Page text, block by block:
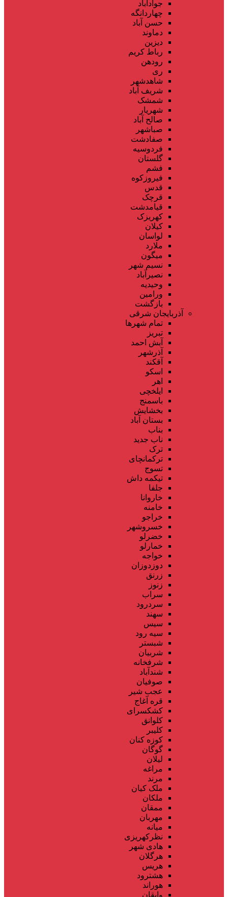
جوادآباد
چهاردانگه
حسن آباد
دماوند
دیزین
رباط کریم
رودهن
ری
شاهدشهر
شریف آباد
شمشک
شهریار
صالح آباد
صباشهر
صفادشت
فردوسیه
گلستان
فشم
فیروزکوه
قدس
قرچک
قیامدشت
کهریزک
کیلان
لواسان
ملارد
میگون
نسیم شهر
نصیرآباد
وحیدیه
ورامین
بازگشت
آذربایجان شرقی
تمام شهر‌ها
تبریز
آبش احمد
آذرشهر
آقکند
اسکو
اهر
ایلخچی
باسمنج
بخشایش
بستان آباد
بناب
ناب جدید
ترک
ترکمانچای
تسوج
تیکمه داش
جلفا
خاروانا
خامنه
خراجو
خسروشهر
خضرلو
خمارلو
خواجه
دوزدوزان
زرنق
زنوز
سراب
سردرود
سهند
سیس
سیه رود
شبستر
شربیان
شرفخانه
شندآباد
صوفیان
عجب شیر
قره آغاج
کشکسرای
کلوانق
کلیبر
کوزه کنان
گوگان
لیلان
مراغه
مرند
ملک کیان
ملکان
ممقان
مهربان
میانه
نظرکهریزی
هادی شهر
هرگلان
هریس
هشترود
هوراند
وایقان